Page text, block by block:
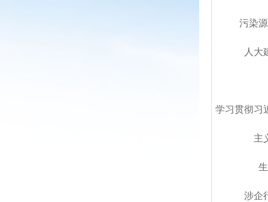
污染
人大
学习贯彻习
主
涉企